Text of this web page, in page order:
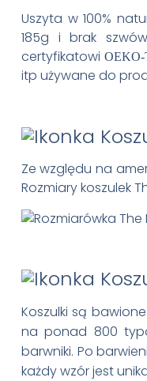
Uszyta w 100%
185g i brak
certyfikatowiOEKO-
itp używane do
Ze względu na
Rozmiary koszulek
Koszulki są
na ponad 800
barwniki. Po
każdy wzór jest